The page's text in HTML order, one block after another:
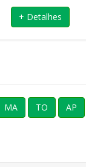
+ Detalhes
MA TO AP